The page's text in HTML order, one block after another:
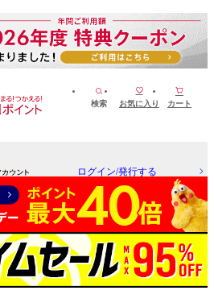
検索 お気に入り カート
ログイン/発行する